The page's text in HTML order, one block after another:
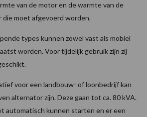
van de motor en de warmte van de
moet afgevoerd worden.
types kunnen zowel vast als mobiel
worden. Voor tijdelijk gebruik zijn zij
voor een landbouw- of loonbedrijf kan
alternator zijn. Deze gaan tot ca. 80 kVA.
automatisch kunnen starten en er een